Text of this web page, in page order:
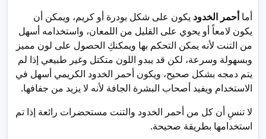
أماأحمر الخدود يكون على شكل بودرة أو كريم، ويمكن أن
يكون لامعاً أو يحوي على القليل من اللمعان، واستخدامه أسهل
من التنت لأنه يمكن التحكم بها ويمكنكِ الحصول على لون مميز
وبسهولة وسرعة، لكن قد يبدو اللون متكتل وغير طبيعي إذا لم
يتم دمجه بشكل صحيح، ويكون أحمر الخدود الكريمي أسهل في
الاستخدام ويفيد أصحاب البشرة الجافة لأنه لا يزيد من جفافها.
لا تنسِ أن كل من أحمر الخدود والتنت مستحضرات رائعة إذا تم
استخدامها بطريقة صحيحة.